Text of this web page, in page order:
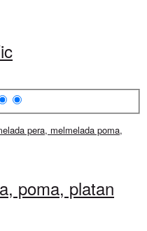
poma, platan